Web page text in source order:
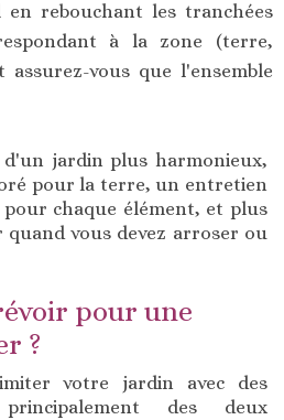
en rebouchant les tranchées
à la zone (terre,
assurez-vous que l'ensemble
d'un jardin plus harmonieux,
pour la terre, un entretien
chaque élément, et plus
quand vous devez arroser ou
pour une
?
votre jardin avec des
des deux